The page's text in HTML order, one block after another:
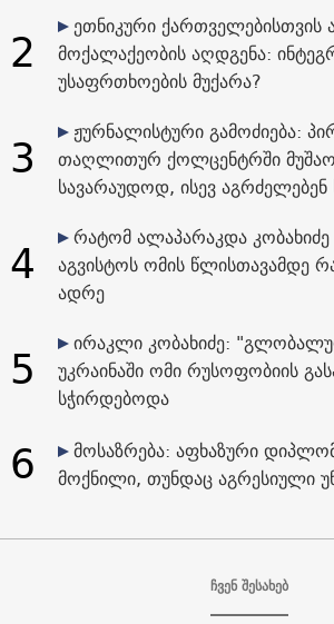
2
ეთნიკური ქართველებისთვის
მოქალაქეობის აღდგენა:
უსაფრთხოების მუქარა?
3
ჟურნალისტური გამოძიება:
თაღლითურ ქოლცენტრში
სავარაუდოდ, ისევ აგრძელებენ
4
რატომ ალაპარაკდა
აგვისტოს ომის წლისთავამდე
ადრე
5
ირაკლი კობახიძე:
უკრაინაში ომი რუსოფობიის
სჭირდებოდა
6
მოსაზრება: აფხაზური
მოქნილი, თუნდაც აგრესიული
ჩვენ შესახებ